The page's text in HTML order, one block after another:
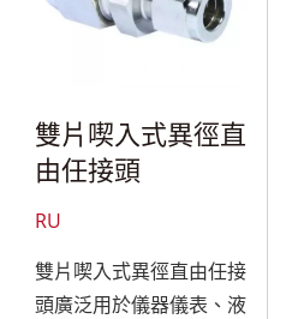
雙片喫入式異徑直
由任接頭
RU
雙片喫入式異徑直由任接
頭廣泛用於儀器儀表、液